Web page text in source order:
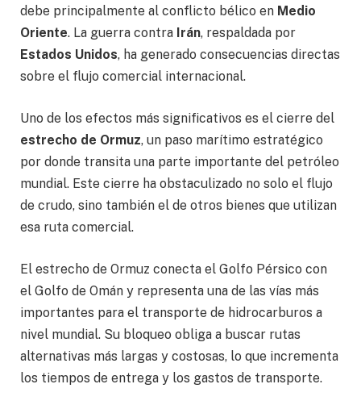
debe principalmente al conflicto bélico en Medio
Oriente. La guerra contra Irán, respaldada por
Estados Unidos, ha generado consecuencias directas
sobre el flujo comercial internacional.
Uno de los efectos más significativos es el cierre del
estrecho de Ormuz, un paso marítimo estratégico
por donde transita una parte importante del petróleo
mundial. Este cierre ha obstaculizado no solo el flujo
de crudo, sino también el de otros bienes que utilizan
esa ruta comercial.
El estrecho de Ormuz conecta el Golfo Pérsico con
el Golfo de Omán y representa una de las vías más
importantes para el transporte de hidrocarburos a
nivel mundial. Su bloqueo obliga a buscar rutas
alternativas más largas y costosas, lo que incrementa
los tiempos de entrega y los gastos de transporte.